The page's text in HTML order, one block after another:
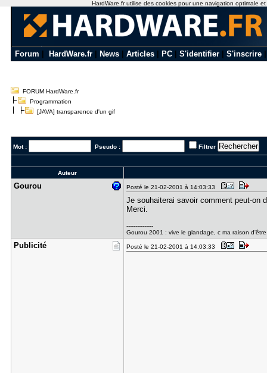
Forum HardWare.fr News Articles PC S'identifier S'inscrire
FORUM HardWare.fr
Programmation
[JAVA] transparence d'un gif
Mot : Pseudo : Filtrer
Auteur
Gourou Posté le 21-02-2001 à 14:03:33
Je souhaiterai savoir comment peut-on
Merci.
---------------
Gourou 2001 : vive le glandage, c ma raison
Publicité Posté le 21-02-2001 à 14:03:33
HardWare.fr utilise des cookies pour une navigation optimale